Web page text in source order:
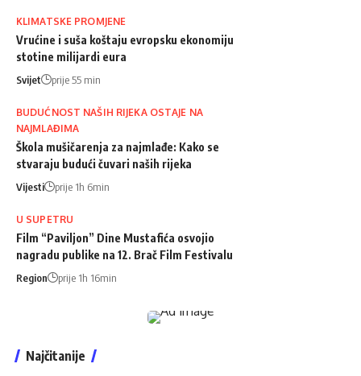
KLIMATSKE PROMJENE
Vrućine i suša koštaju evropsku ekonomiju
stotine milijardi eura
Svijet prije 55 min
BUDUĆNOST NAŠIH RIJEKA OSTAJE NA
NAJMLAĐIMA
Škola mušičarenja za najmlađe: Kako se
stvaraju budući čuvari naših rijeka
Vijesti prije 1h 6min
U SUPETRU
Film “Paviljon” Dine Mustafića osvojio
nagradu publike na 12. Brač Film Festivalu
Region prije 1h 16min
Najčitanije